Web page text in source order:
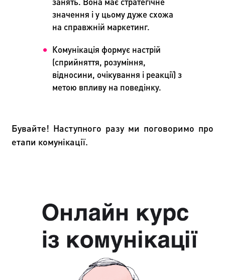
значення і у цьому дуже схожа
на справжній маркетинг.
Комунікація формує настрій
(сприйняття, розуміння,
відносини, очікування і реакції) з
метою впливу на поведінку.
Бувайте! Наступного разу ми поговоримо про
етапи комунікації.